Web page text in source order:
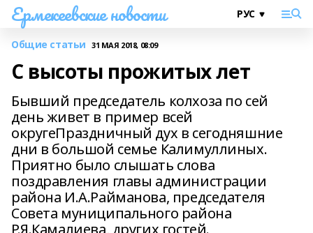
Ермекеевские новости
Общие статьи 31 МАЯ 2018, 08:09
С высоты прожитых лет
Бывший председатель колхоза по сей
день живет в пример всей
округеПраздничный дух в сегодняшние
дни в большой семье Калимуллиных.
Приятно было слышать слова
поздравления главы администрации
района И.А.Райманова, председателя
Совета муниципального района
Р.Я.Камалиева, других гостей.